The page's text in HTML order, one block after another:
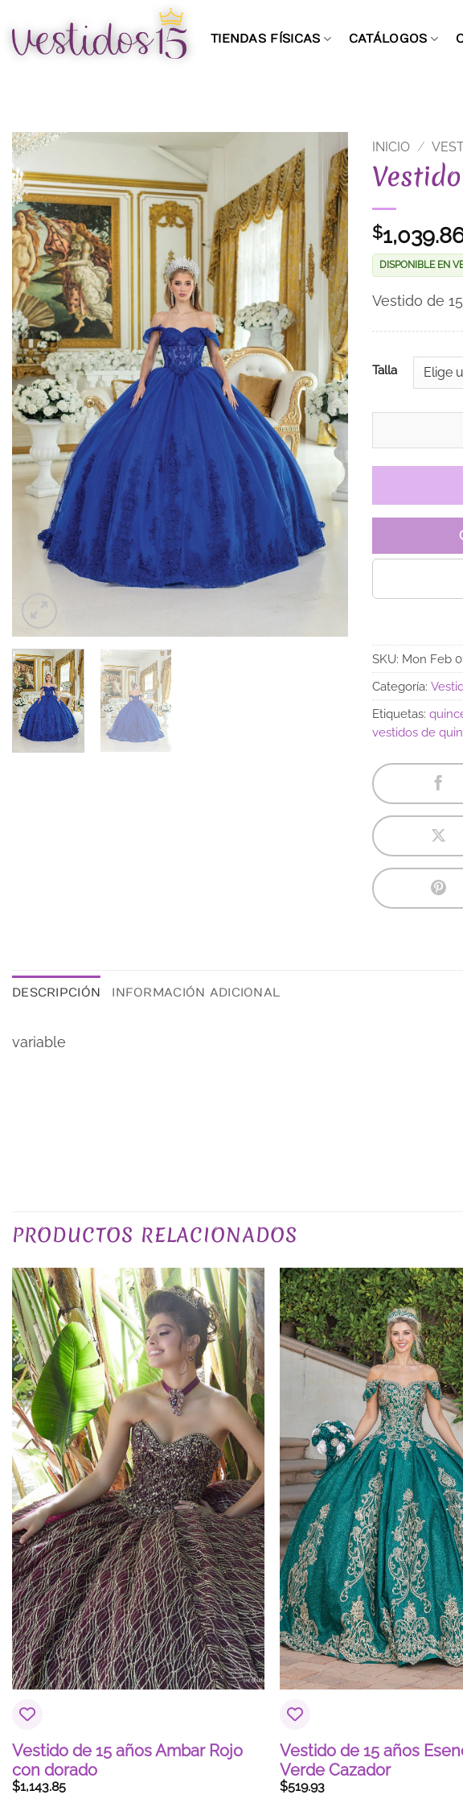
contenido
TIENDAS FÍSICAS CATÁLOGOS
INICIO /
$
DISPONIBLE EN
Vestido de
Talla
Vestido de 15
SKU: Mon Feb
Categoría:
Etiquetas:
vestidos de
DESCRIPCIÓN INFORMACIÓN ADICIONAL
variable
PRODUCTOS RELACIONADOS
Vestido de 15 años Ambar Rojo
con dorado
$1,143.85
Vestido de 15 años
Verde Cazador
$519.93